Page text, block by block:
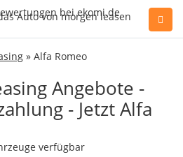
» Alfa Romeo
Angebote -
- Jetzt Alfa
verfügbar
oder benötigen Hilfe?
74 83 59-10
Konfigurator